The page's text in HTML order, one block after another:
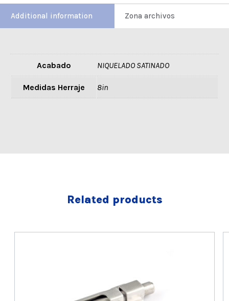
Additional information Zona archivos
Acabado NIQUELADO SATINADO
Medidas Herraje 8in
Related products